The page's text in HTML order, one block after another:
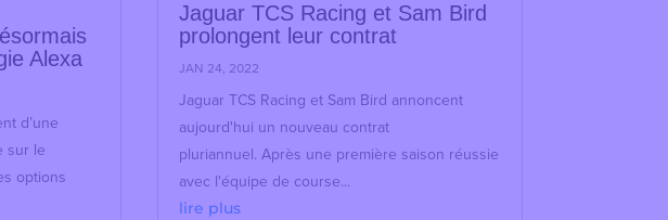
Alexa
d’une
sur le
options
Jaguar TCS Racing et Sam Bird
prolongent leur contrat
JAN 24, 2022
Jaguar TCS Racing et Sam Bird annoncent
aujourd'hui un nouveau contrat
pluriannuel. Après une première saison réussie
avec l'équipe de course...
lire plus